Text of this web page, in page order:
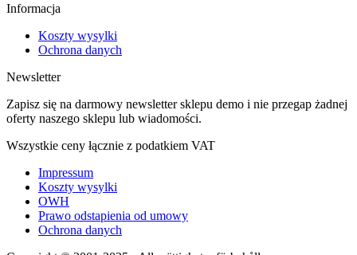
Informacja
Koszty wysylki
Ochrona danych
Newsletter
Zapisz się na darmowy newsletter sklepu demo i nie przegap żadnej
oferty naszego sklepu lub wiadomości.
Wszystkie ceny łącznie z podatkiem VAT
Impressum
Koszty wysylki
OWH
Prawo odstapienia od umowy
Ochrona danych